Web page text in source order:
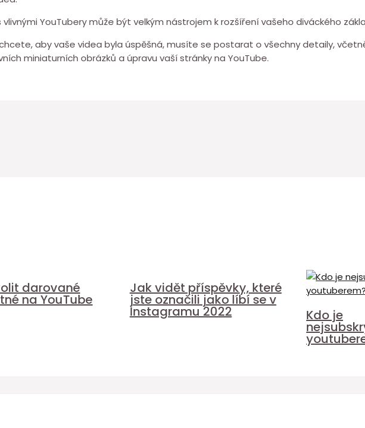
YouTubery může být velkým nástrojem k rozšíření vašeho diváckého
aby vaše videa byla úspěšná, musíte se postarat o všechny detaily,
miniaturních obrázků a úpravu vaší stránky na YouTube.
darované
na YouTube
Jak vidět příspěvky, které
jste označili jako líbí se v
Instagramu 2022 Kdo je